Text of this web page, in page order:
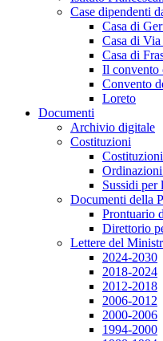
Case dipendenti
Casa di
Casa di
Casa di
Il convento
Convento
Loreto
Documenti
Archivio digitale
Costituzioni
Costituzioni
Sussidi per
Documenti della
Prontuario
Direttorio
Lettere del
2024-2030
2018-2024
2012-2018
2006-2012
2000-2006
1994-2000